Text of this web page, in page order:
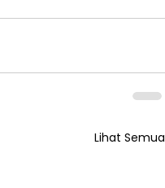
Lihat Semua